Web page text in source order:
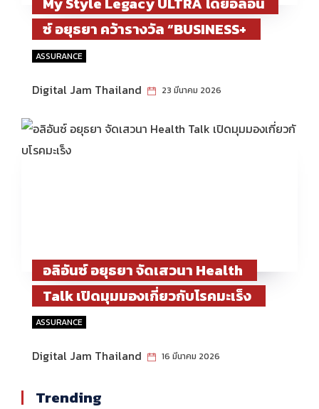
ซ์ อยุธยา คว้ารางวัล “BUSINESS+
PRODUCT INNOVATION AWARDS
2026”
ASSURANCE
Digital Jam Thailand 23 มีนาคม 2026
อลิอันซ์ อยุธยา จัดเสวนา Health
Talk เปิดมุมมองเกี่ยวกับโรคมะเร็ง
ASSURANCE
Digital Jam Thailand 16 มีนาคม 2026
Trending